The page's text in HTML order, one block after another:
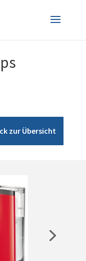
zur Übersicht